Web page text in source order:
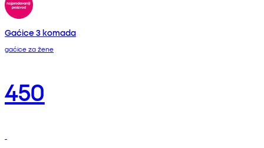
Gaćice 3 komada
gaćice za žene
450